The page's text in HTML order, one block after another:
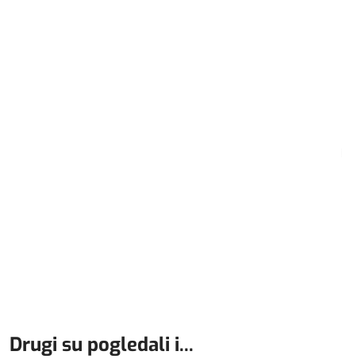
Drugi su pogledali i...